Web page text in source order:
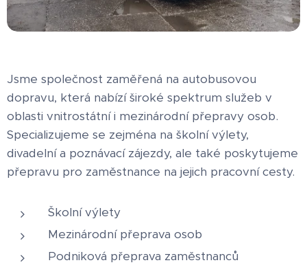
Jsme společnost zaměřená na autobusovou
dopravu, která nabízí široké spektrum služeb v
oblasti vnitrostátní i mezinárodní přepravy osob.
Specializujeme se zejména na školní výlety,
divadelní a poznávací zájezdy, ale také poskytujeme
přepravu pro zaměstnance na jejich pracovní cesty.
Školní výlety
Mezinárodní přeprava osob
Podniková přeprava zaměstnanců